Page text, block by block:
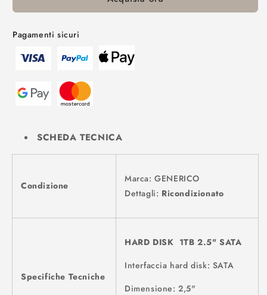
Pagamenti sicuri
SCHEDA TECNICA
Condizione
Marca: GENERICO
Dettagli: Ricondizionato
Specifiche Tecniche
HARD DISK 1TB 2.5" SATA
Interfaccia hard disk: SATA
Dimensione: 2,5"